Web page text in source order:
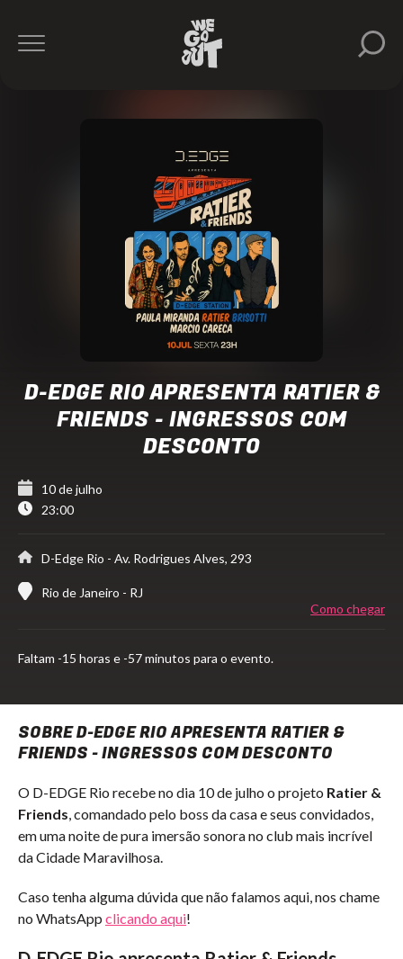
Ratier
https://www.instagram.com/dedgeclubrio/
D-EDGE RIO APRESENTA RATIER &
FRIENDS - INGRESSOS COM
DESCONTO
10 de julho
23:00
D-Edge Rio - Av. Rodrigues Alves, 293
Rio de Janeiro - RJ
Como chegar
Faltam -15 horas e -57 minutos para o evento.
SOBRE D-EDGE RIO APRESENTA RATIER &
FRIENDS - INGRESSOS COM DESCONTO
O D-EDGE Rio recebe no dia 10 de julho o projeto Ratier &
Friends, comandado pelo boss da casa e seus convidados,
em uma noite de pura imersão sonora no club mais incrível
da Cidade Maravilhosa.
Caso tenha alguma dúvida que não falamos aqui, nos chame
no WhatsApp clicando aqui!